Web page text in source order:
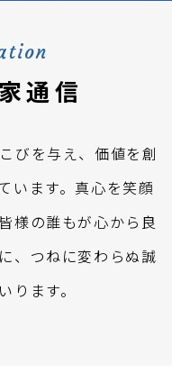
通信
びを与え、価値を創
います。真心を笑顔
様の誰もが心から良
、つねに変わらぬ誠
ります。